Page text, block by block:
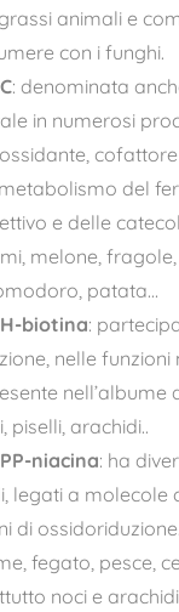
animali e
con i funghi.
: denominata
in numerosi
del
e delle
melone,
patata…
biotina:
nelle funzioni
nell’albume
piselli, arachidi..
niacina: ha
legati a molecole
di
fegato, pesce,
noci e